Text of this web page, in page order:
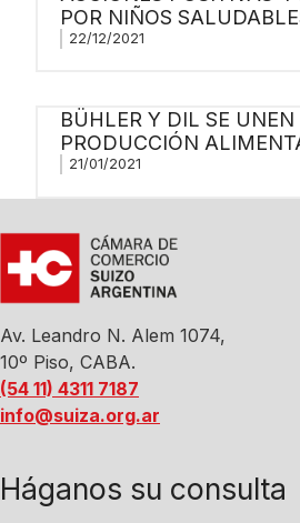
POR NIÑOS
22/12/2021
BÜHLER Y DIL SE
PRODUCCIÓN
21/01/2021
Av. Leandro N. Alem 1074,
10º Piso, CABA.
(54 11) 4311 7187
info@suiza.org.ar
Háganos su consulta